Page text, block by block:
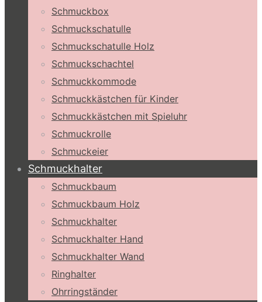
Schmuckbox
Schmuckschatulle
Schmuckschatulle Holz
Schmuckschachtel
Schmuckkommode
Schmuckkästchen für Kinder
Schmuckkästchen mit Spieluhr
Schmuckrolle
Schmuckeier
Schmuckhalter
Schmuckbaum
Schmuckbaum Holz
Schmuckhalter
Schmuckhalter Hand
Schmuckhalter Wand
Ringhalter
Ohrringständer